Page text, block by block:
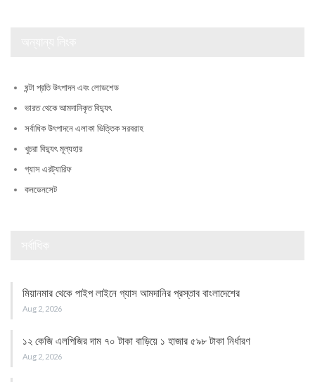
ঘন্টা প্রতি উৎপাদন এবং লোডশেড
ভারত থেকে আমদানিকৃত বিদ্যুৎ
সর্বাধিক উৎপাদনে এলাকা ভিত্তিক সরবরাহ
খুচরা বিদ্যুৎ মূল্যহার
গ্যাস এরট্যারিফ
কনডেনসেট
মিয়ানমার থেকে পাইপ লাইনে গ্যাস আমদানির প্রস্তাব বাংলাদেশের
Aug 2, 2026
১২ কেজি এলপিজির দাম ৭০ টাকা বাড়িয়ে ১ হাজার ৫৯৮ টাকা নির্ধারণ
Aug 2, 2026